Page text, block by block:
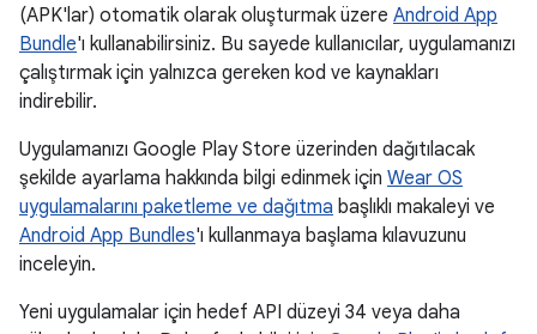
(APK'lar) otomatik olarak oluşturmak üzere Android App
Bundle'ı kullanabilirsiniz. Bu sayede kullanıcılar, uygulamanızı
çalıştırmak için yalnızca gereken kod ve kaynakları
indirebilir.
Uygulamanızı Google Play Store üzerinden dağıtılacak
şekilde ayarlama hakkında bilgi edinmek için Wear OS
uygulamalarını paketleme ve dağıtma başlıklı makaleyi ve
Android App Bundles'ı kullanmaya başlama kılavuzunu
inceleyin.
Yeni uygulamalar için hedef API düzeyi 34 veya daha